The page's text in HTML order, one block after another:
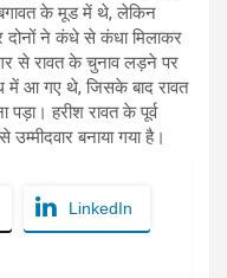
के मूड में थे, लेकिन
दोनों ने कंधे से कंधा मिलाकर
से रावत के चुनाव लड़ने पर
में आ गए थे, जिसके बाद रावत
हरीश रावत के पूर्व
बनाया गया है।
LinkedIn